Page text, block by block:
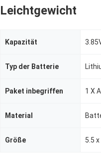
Leichtgewicht
Kapazität
Typ der Batterie
Paket inbegriffen 1 X
Material
Größe 5.5 x